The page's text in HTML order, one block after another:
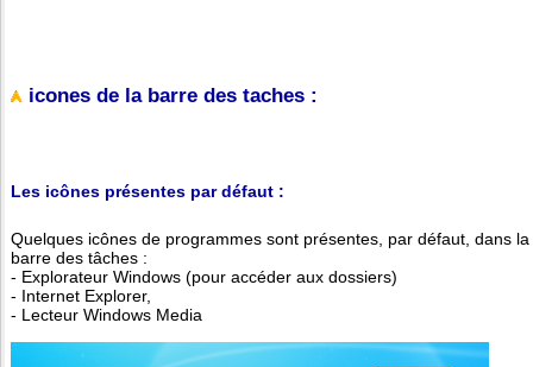
icones de la barre des taches :
Les icônes présentes par défaut :
Quelques icônes de programmes sont présentes, par défaut, dans la
barre des tâches :
- Explorateur Windows (pour accéder aux dossiers)
- Internet Explorer,
- Lecteur Windows Media